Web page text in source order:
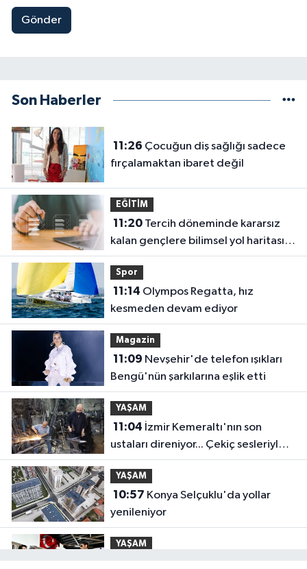
Gönder
Son Haberler
11:26
fırçalamaktan ibaret değil
EĞİTİM
11:20Tercih döneminde kararsız
kalan gençlere bilimsel yol haritası...
Halen kararsızsanız bu testi çözün!
Spor
11:14
kesmeden devam ediyor
Magazin
11:09
Bengü'nün şarkılarına eşlik etti
YAŞAM
11:04
ustaları direniyor... Çekiç sesleriyle
yaşayan miras
YAŞAM
10:57
yenileniyor
YAŞAM